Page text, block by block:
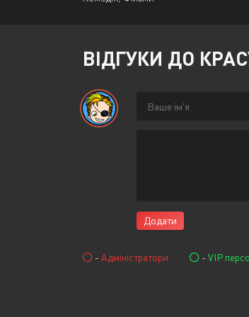
ВІДГУКИ ДО
Додати
- Адміністратори - VIP